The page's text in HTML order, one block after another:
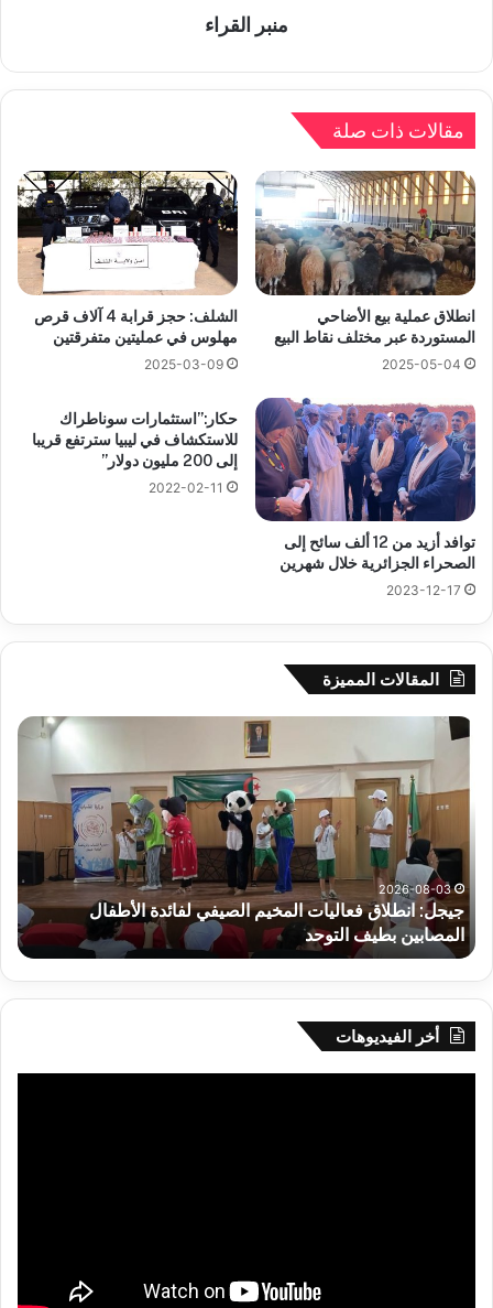
منبر القراء
مقالات ذات صلة
انطلاق عملية بيع الأضاحي
المستوردة عبر مختلف نقاط البيع
2025-05-04
الشلف: حجز قرابة 4 آلاف قرص
مهلوس في عمليتين متفرقتين
2025-03-09
توافد أزيد من 12 ألف سائح إلى
الصحراء الجزائرية خلال شهرين
2023-12-17
حكار:”استثمارات سوناطراك
للاستكشاف في ليبيا سترتفع قريبا
إلى 200 مليون دولار”
2022-02-11
المقالات المميزة
جيجل:
المخيم
لفائدة
الأطفال
المصابين
بطيف
التوحد
2026-08-03
جيجل: انطلاق فعاليات المخيم الصيفي لفائدة الأطفال
المصابين بطيف التوحد
أخر الفيديوهات